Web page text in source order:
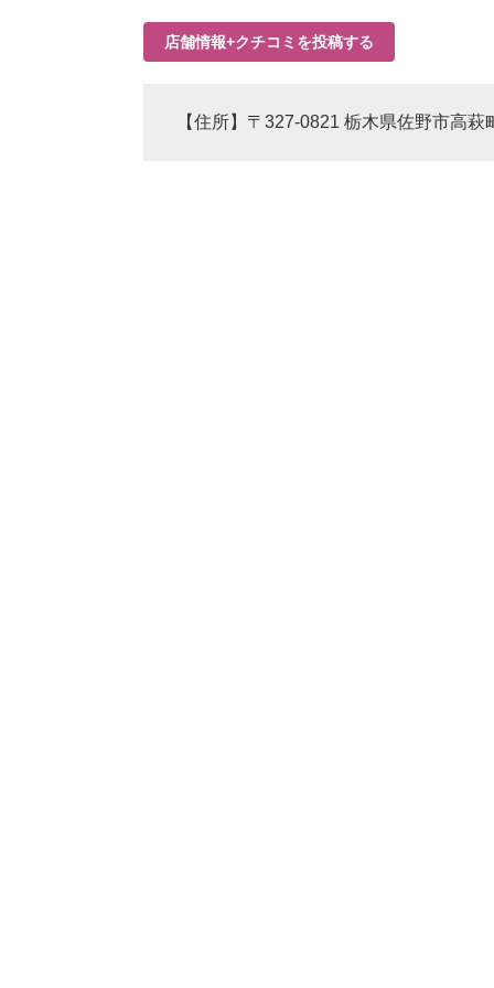
店舗情報+クチコミを投稿する
【住所】〒327-0821 栃木県佐野市高萩